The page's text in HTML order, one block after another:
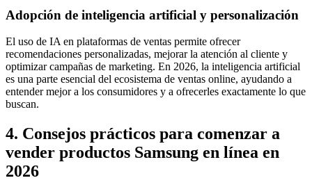
Adopción de inteligencia artificial y personalización
El uso de IA en plataformas de ventas permite ofrecer
recomendaciones personalizadas, mejorar la atención al cliente y
optimizar campañas de marketing. En 2026, la inteligencia artificial
es una parte esencial del ecosistema de ventas online, ayudando a
entender mejor a los consumidores y a ofrecerles exactamente lo que
buscan.
4. Consejos prácticos para comenzar a
vender productos Samsung en línea en
2026